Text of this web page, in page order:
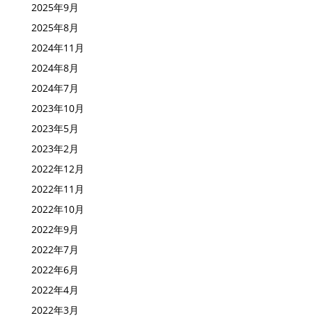
2025年9月
2025年8月
2024年11月
2024年8月
2024年7月
2023年10月
2023年5月
2023年2月
2022年12月
2022年11月
2022年10月
2022年9月
2022年7月
2022年6月
2022年4月
2022年3月